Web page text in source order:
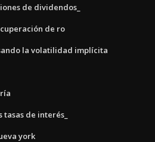
de dividendos_
de ro
la volatilidad implícita
de interés_
york